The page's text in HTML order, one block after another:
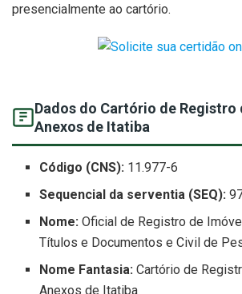
presencialmente ao cartório.
Dados do Cartório de Registro
Anexos de Itatiba
Código (CNS): 11.977-6
Sequencial da serventia (SEQ):
Nome: Oficial de Registro de
Títulos e Documentos e Civil de
Nome Fantasia: Cartório de
Anexos de Itatiba